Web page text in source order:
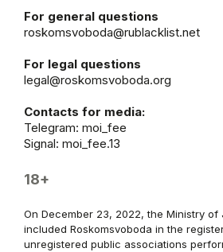
For general questions
roskomsvoboda@rublacklist.net
For legal questions
legal@roskomsvoboda.org
Contacts for media:
Telegram: moi_fee
Signal: moi_fee.13
18+
On December 23, 2022, the Ministry of
included Roskomsvoboda in the
unregistered public associations